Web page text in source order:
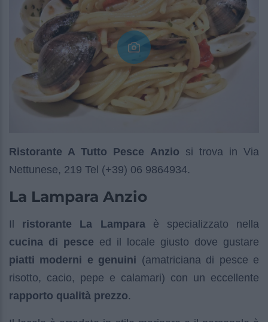
Ristorante A Tutto Pesce Anzio si trova in Via
Nettunese, 219 Tel (+39) 06 9864934.
La Lampara Anzio
Il ristorante La Lamparaè specializzato nella
cucina di pesce ed il locale giusto dove gustare
piatti moderni e genuini (amatriciana di pesce e
risotto, cacio, pepe e calamari) con un eccellente
rapporto qualità prezzo.